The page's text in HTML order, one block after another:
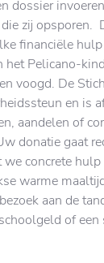
dossier
zij opsporen.
financiële
het Pelicano-
voogd. De
en is
aandelen of
donatie gaat
we concrete
warme
aan de
of een